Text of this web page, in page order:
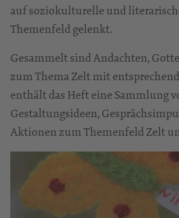
auf soziokulturelle und
Themenfeld gelenkt.
Gesammelt sind Andachten,
zum Thema Zelt mit
enthält das Heft eine Sammlung
Gestaltungsideen,
Aktionen zum Themenfeld Zelt